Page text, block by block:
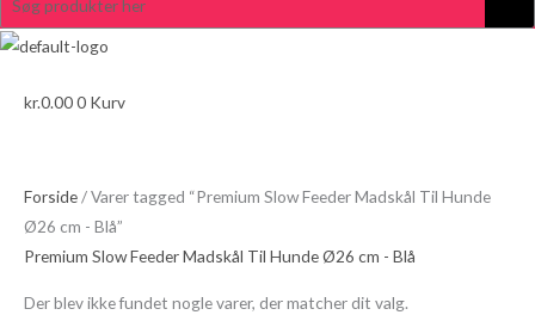
kr.0.000 Kurv
Forside/ Varer tagged “Premium Slow Feeder Madskål Til Hunde
Ø26 cm - Blå”
Premium Slow Feeder Madskål Til Hunde Ø26 cm - Blå
Der blev ikke fundet nogle varer, der matcher dit valg.